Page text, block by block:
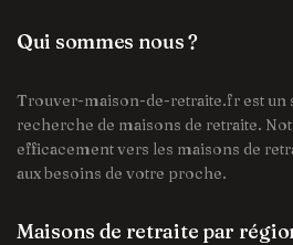
Qui sommes nous ?
Trouver-maison-de-retraite.fr est un
recherche de maisons de retraite.
efficacement vers les maisons de
aux besoins de votre proche.
Maisons de retraite par